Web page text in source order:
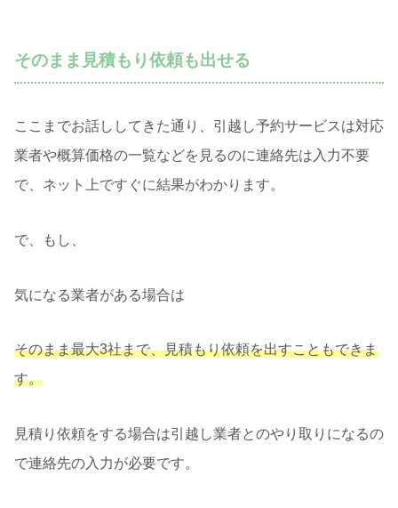
そのまま見積もり依頼も出せる
ここまでお話ししてきた通り、引越し予約サービスは対応
業者や概算価格の一覧などを見るのに連絡先は入力不要
で、ネット上ですぐに結果がわかります。
で、もし、
気になる業者がある場合は
そのまま最大3社まで、見積もり依頼を出すこともできま
す。
見積り依頼をする場合は引越し業者とのやり取りになるの
で連絡先の入力が必要です。